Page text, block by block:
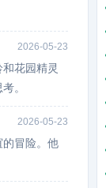
2026-05-23
花园精灵
。
2026-05-23
的冒险。他